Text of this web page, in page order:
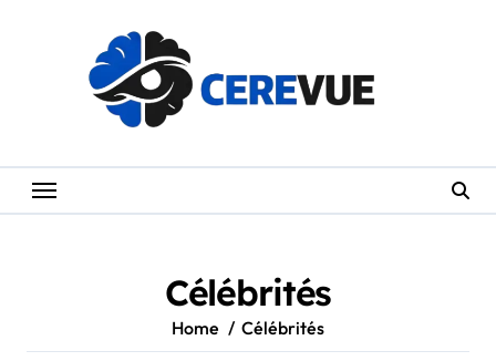
Célébrités
Home Célébrités